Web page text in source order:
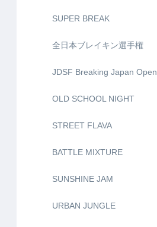
SUPER BREAK
全日本ブレイキン選手権
JDSF Breaking Japan Open
OLD SCHOOL NIGHT
STREET FLAVA
BATTLE MIXTURE
SUNSHINE JAM
URBAN JUNGLE